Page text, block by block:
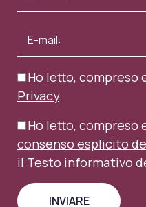
Ho letto, compreso
Privacy.
Ho letto, compreso
consenso esplicito
il Testo informativo